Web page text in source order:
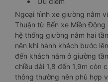
Ngoại hình xe giường nằm
Thuận từ Bến xe Miền
hệ thống giường nằm hai
nên khi hành khách bước
đến khách nằm ở giường
chiều dài 1,8 đến 1,9m còn
thông thường nên phù hợp